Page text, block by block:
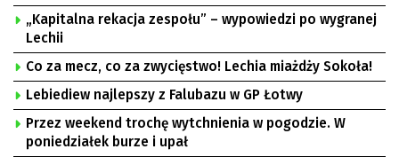
„Kapitalna rekacja zespołu” – wypowiedzi po wygranej
Lechii
Co za mecz, co za zwycięstwo! Lechia miażdży Sokoła!
Lebiediew najlepszy z Falubazu w GP Łotwy
Przez weekend trochę wytchnienia w pogodzie. W
poniedziałek burze i upał